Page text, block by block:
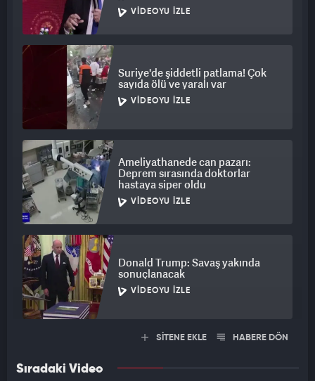
VIDEOYU İZLE
Suriye'de şiddetli patlama! Çok
sayıda ölü ve yaralı var
VIDEOYU İZLE
Ameliyathanede can pazarı:
Deprem sırasında doktorlar
hastaya siper oldu
VIDEOYU İZLE
Donald Trump: Savaş yakında
sonuçlanacak
VIDEOYU İZLE
SİTENE EKLE HABERE DÖN
Sıradaki Video